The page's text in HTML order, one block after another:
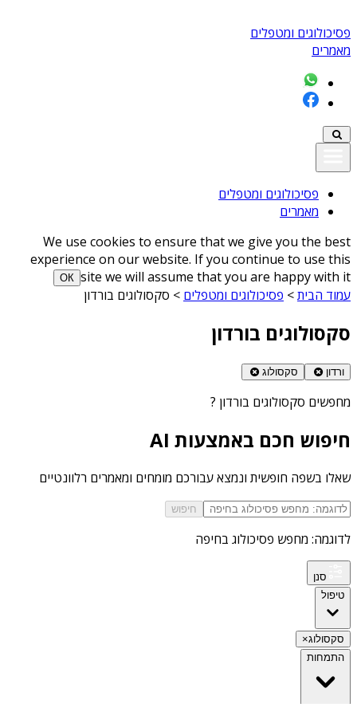
פסיכולוגים ומטפלים
מאמרים
פסיכולוגים ומטפלים
מאמרים
We use cookies to ensure that we give you the best
experience on our website. If you continue to use this
site we will assume that you are happy with it
ОК
עמוד הבית> פסיכולוגים ומטפלים > סקסולוגים בורדון
סקסולוגים בורדון
ורדון סקסולוג
מחפשים סקסולוגים בורדון ?
חיפוש חכם באמצעות AI
שאלו בשפה חופשית ונמצא עבורכם מומחים ומאמרים רלוונטיים
חיפוש
לדוגמה: מחפש פסיכולוג בחיפה
סנן
טיפול
סקסולוג×
התמחות